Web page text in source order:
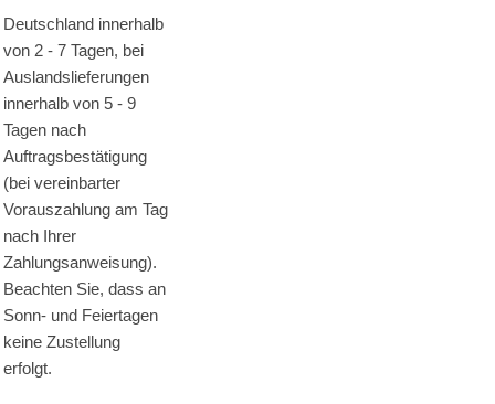
Deutschland innerhalb
von 2 - 7 Tagen, bei
Auslandslieferungen
innerhalb von 5 - 9
Tagen nach
Auftragsbestätigung
(bei vereinbarter
Vorauszahlung am Tag
nach Ihrer
Zahlungsanweisung).
Beachten Sie, dass an
Sonn- und Feiertagen
keine Zustellung
erfolgt.